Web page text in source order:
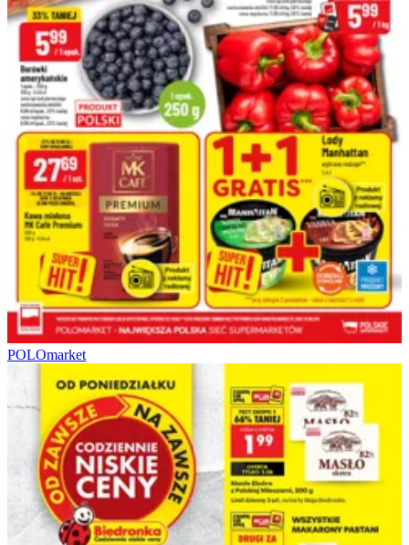
POLOmarket